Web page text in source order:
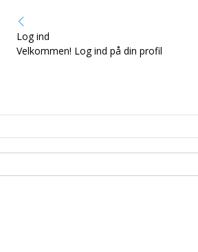
Log ind
Velkommen! Log ind på din profil